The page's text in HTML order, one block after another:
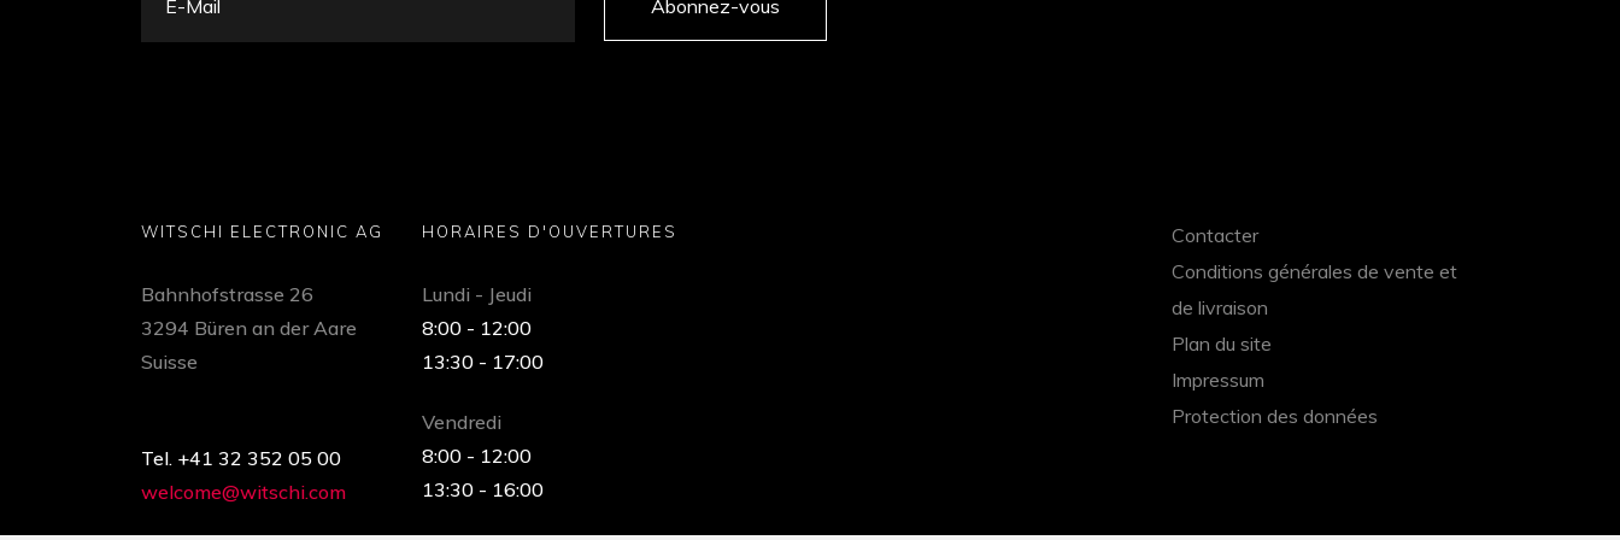
Abonnez-vous
WITSCHI ELECTRONIC AG
Bahnhofstrasse 26
3294 Büren an der Aare
Suisse
Tel. +41 32 352 05 00
welcome@witschi.com
HORAIRES D'OUVERTURES
Lundi - Jeudi
8:00 - 12:00
13:30 - 17:00
Vendredi
8:00 - 12:00
13:30 - 16:00
Contacter
Conditions générales de vente et
de livraison
Plan du site
Impressum
Protection des données